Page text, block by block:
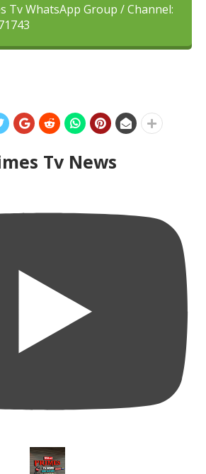
Tv WhatsApp Group / Channel:
Tv News